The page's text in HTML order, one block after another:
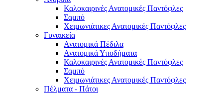
Καλοκαιρινές Ανατομικές Παντόφλες
Σαμπό
Χειμωνιάτικες Ανατομικές Παντόφλες
Γυναικεία
Ανατομικά Πέδιλα
Ανατομικά Υποδήματα
Καλοκαιρινές Ανατομικές Παντόφλες
Σαμπό
Χειμωνιάτικες Ανατομικές Παντόφλες
Πέλματα - Πάτοι